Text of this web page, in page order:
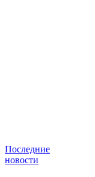
Последние
новости